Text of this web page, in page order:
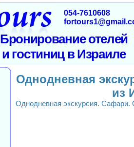
054-7610608
Бронирование отелей
и гостиниц в Израиле
Однодневная
из
Однодневная экскурсия.